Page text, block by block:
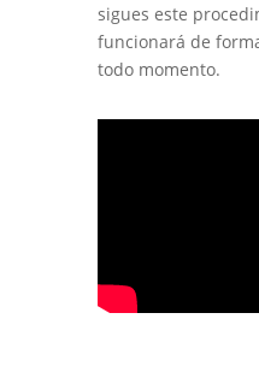
sigues este
funcionará de
todo momento.